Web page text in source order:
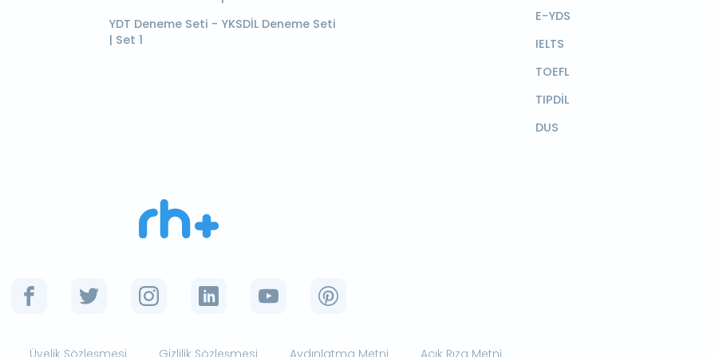
YDT Deneme Seti - YKSDİL Deneme Seti
| Set 1
E-YDS
IELTS
TOEFL
TIPDİL
DUS
Üyelik Sözleşmesi Gizlilik Sözleşmesi Aydınlatma Metni Açık Rıza Metni